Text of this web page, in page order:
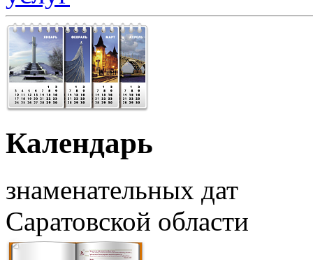
Календарь
знаменательных дат
Саратовской области